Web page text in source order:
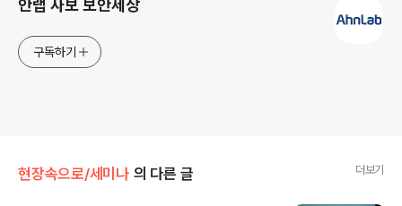
안랩 사보 보안세상
구독하기
현장속으로/세미나 의 다른 글 더보기